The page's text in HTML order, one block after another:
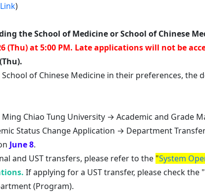
Link)
the School of Medicine or School of Chinese
(Thu) at 5:00 PM. Late applications will not be
of Chinese Medicine in their preferences, the
Chiao Tung University → Academic and Grade
Status Change Application → Department
June 8.
and UST transfers, please refer to the "System
If applying for a UST transfer, please check the
(Program).